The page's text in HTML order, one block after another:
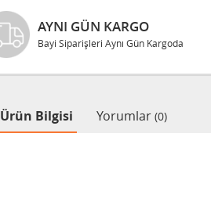
AYNI GÜN KARGO
Bayi Siparişleri Aynı Gün Kargoda
Ürün Bilgisi Yorumlar (0)